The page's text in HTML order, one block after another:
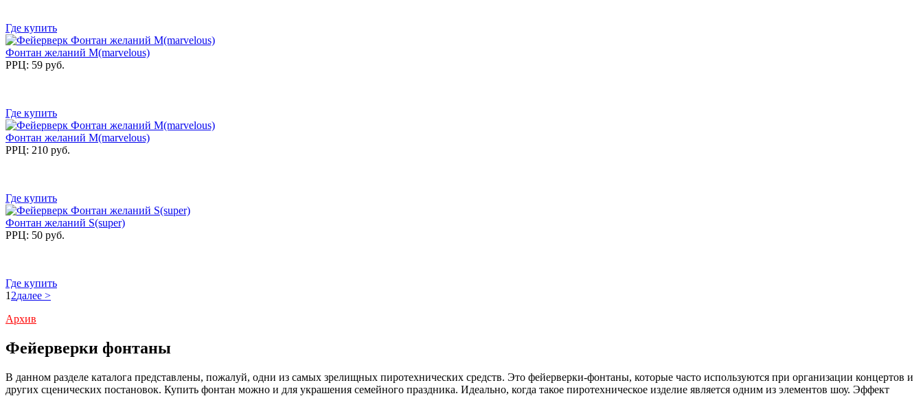
Где купить
Фонтан желаний M(marvelous)
РРЦ: 59 руб.
Где купить
Фонтан желаний M(marvelous)
РРЦ: 210 руб.
Где купить
Фонтан желаний S(super)
РРЦ: 50 руб.
Где купить
1 2далее >
Архив
Фейерверки фонтаны
В данном разделе каталога представлены, пожалуй, одни из самых зрелищных пиротехнических средств. Это фейерверки-фонтаны, которые часто используются при организации концертов и
других сценических постановок. Купить фонтан можно и для украшения семейного праздника. Идеально, когда такое пиротехническое изделие является одним из элементов шоу. Эффект